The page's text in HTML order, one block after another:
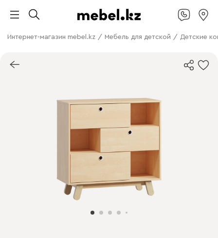
Интернет-магазин mebel.kz / Мебель для детской / Детские